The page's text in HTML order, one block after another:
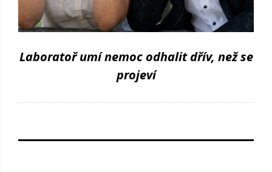
Laboratoř umí nemoc odhalit dřív, než se
projeví